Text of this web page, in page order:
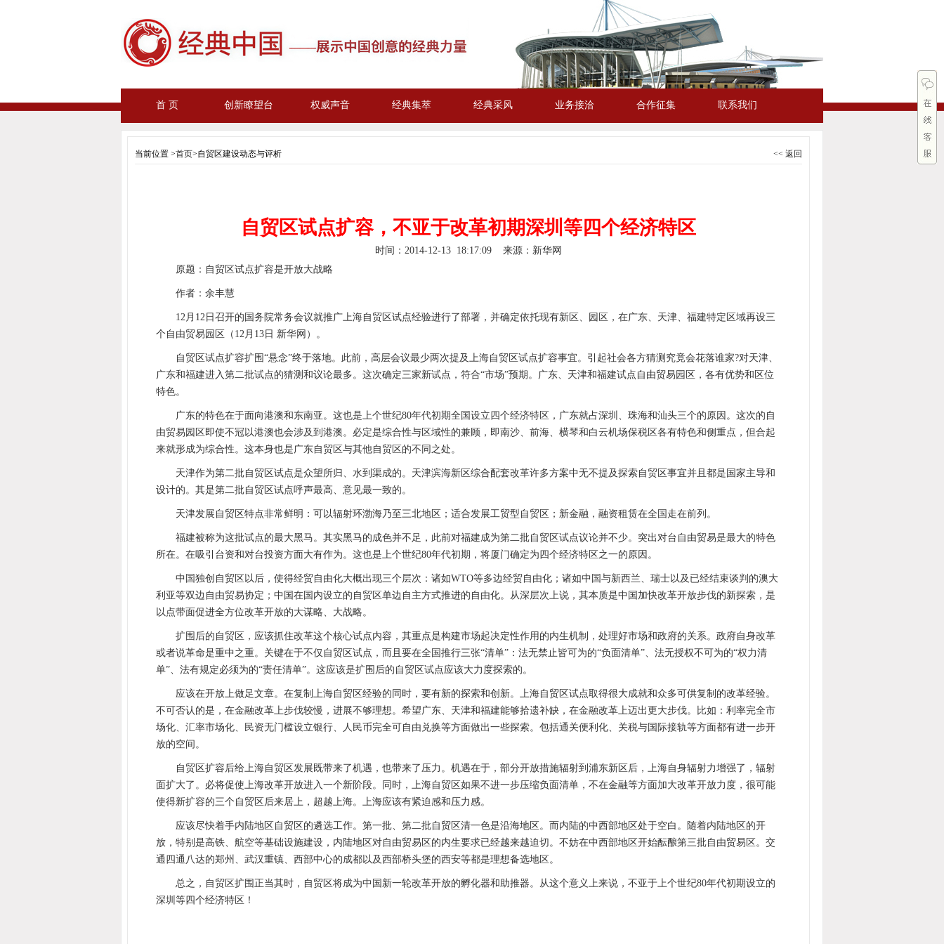
首 页 创新瞭望台 权威声音 经典集萃 经典采风 业务接洽 合作征集 联系我们
当前位置 >首页>自贸区建设动态与评析 << 返回
自贸区试点扩容，不亚于改革初期深圳等四个经济特区
时间： 2014-12-13 18:17:09 来源：新华网
原题：自贸区试点扩容是开放大战略
作者：余丰慧
12月12日召开的国务院常务会议就推广上海自贸区试点经验进行了部署，并确定依托现有新区、园区，在广东、天津、福建特定区域再设三
个自由贸易园区（12月13日 新华网）。
自贸区试点扩容扩围“悬念”终于落地。此前，高层会议最少两次提及上海自贸区试点扩容事宜。引起社会各方猜测究竟会花落谁家?对天津、
广东和福建进入第二批试点的猜测和议论最多。这次确定三家新试点，符合“市场”预期。广东、天津和福建试点自由贸易园区，各有优势和区位
特色。
广东的特色在于面向港澳和东南亚。这也是上个世纪80年代初期全国设立四个经济特区，广东就占深圳、珠海和汕头三个的原因。这次的自
由贸易园区即使不冠以港澳也会涉及到港澳。必定是综合性与区域性的兼顾，即南沙、前海、横琴和白云机场保税区各有特色和侧重点，但合起
来就形成为综合性。这本身也是广东自贸区与其他自贸区的不同之处。
天津作为第二批自贸区试点是众望所归、水到渠成的。天津滨海新区综合配套改革许多方案中无不提及探索自贸区事宜并且都是国家主导和
设计的。其是第二批自贸区试点呼声最高、意见最一致的。
天津发展自贸区特点非常鲜明：可以辐射环渤海乃至三北地区；适合发展工贸型自贸区；新金融，融资租赁在全国走在前列。
福建被称为这批试点的最大黑马。其实黑马的成色并不足，此前对福建成为第二批自贸区试点议论并不少。突出对台自由贸易是最大的特色
所在。在吸引台资和对台投资方面大有作为。这也是上个世纪80年代初期，将厦门确定为四个经济特区之一的原因。
中国独创自贸区以后，使得经贸自由化大概出现三个层次：诸如WTO等多边经贸自由化；诸如中国与新西兰、瑞士以及已经结束谈判的澳大
利亚等双边自由贸易协定；中国在国内设立的自贸区单边自主方式推进的自由化。从深层次上说，其本质是中国加快改革开放步伐的新探索，是
以点带面促进全方位改革开放的大谋略、大战略。
扩围后的自贸区，应该抓住改革这个核心试点内容，其重点是构建市场起决定性作用的内生机制，处理好市场和政府的关系。政府自身改革
或者说革命是重中之重。关键在于不仅自贸区试点，而且要在全国推行三张“清单”：法无禁止皆可为的“负面清单”、法无授权不可为的“权力清
单”、法有规定必须为的“责任清单”。这应该是扩围后的自贸区试点应该大力度探索的。
应该在开放上做足文章。在复制上海自贸区经验的同时，要有新的探索和创新。上海自贸区试点取得很大成就和众多可供复制的改革经验。
不可否认的是，在金融改革上步伐较慢，进展不够理想。希望广东、天津和福建能够拾遗补缺，在金融改革上迈出更大步伐。比如：利率完全市
场化、汇率市场化、民资无门槛设立银行、人民币完全可自由兑换等方面做出一些探索。包括通关便利化、关税与国际接轨等方面都有进一步开
放的空间。
自贸区扩容后给上海自贸区发展既带来了机遇，也带来了压力。机遇在于，部分开放措施辐射到浦东新区后，上海自身辐射力增强了，辐射
面扩大了。必将促使上海改革开放进入一个新阶段。同时，上海自贸区如果不进一步压缩负面清单，不在金融等方面加大改革开放力度，很可能
使得新扩容的三个自贸区后来居上，超越上海。上海应该有紧迫感和压力感。
应该尽快着手内陆地区自贸区的遴选工作。第一批、第二批自贸区清一色是沿海地区。而内陆的中西部地区处于空白。随着内陆地区的开
放，特别是高铁、航空等基础设施建设，内陆地区对自由贸易区的内生要求已经越来越迫切。不妨在中西部地区开始酝酿第三批自由贸易区。交
通四通八达的郑州、武汉重镇、西部中心的成都以及西部桥头堡的西安等都是理想备选地区。
总之，自贸区扩围正当其时，自贸区将成为中国新一轮改革开放的孵化器和助推器。从这个意义上来说，不亚于上个世纪80年代初期设立的
深圳等四个经济特区！